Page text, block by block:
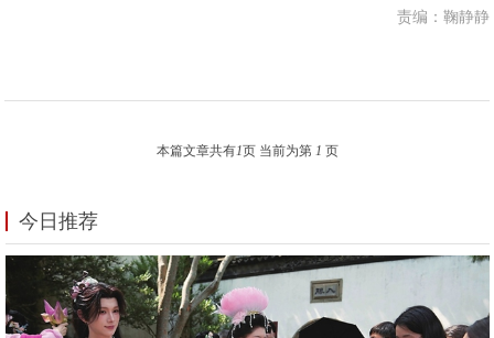
责编：鞠静静
本篇文章共有1页 当前为第 1 页
今日推荐